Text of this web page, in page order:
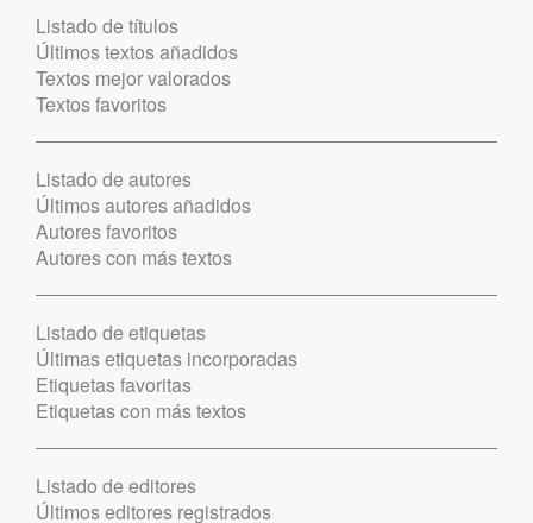
Listado de títulos
Últimos textos añadidos
Textos mejor valorados
Textos favoritos
Listado de autores
Últimos autores añadidos
Autores favoritos
Autores con más textos
Listado de etiquetas
Últimas etiquetas incorporadas
Etiquetas favoritas
Etiquetas con más textos
Listado de editores
Últimos editores registrados